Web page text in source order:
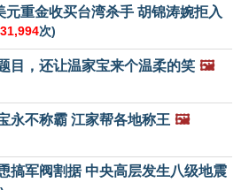
元重金收买台湾杀手 胡锦涛婉拒入
31,994次)
目，还让温家宝来个温柔的笑 🖼️
永不称霸 江家帮各地称王 🖼️
搞军阀割据 中央高层发生八级地震